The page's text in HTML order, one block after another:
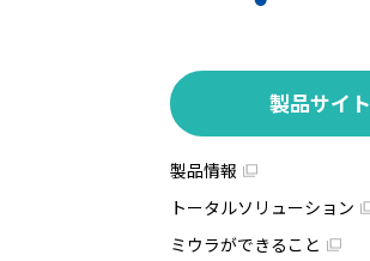
製品サイト
製品情報
トータルソリューション
ミウラができること